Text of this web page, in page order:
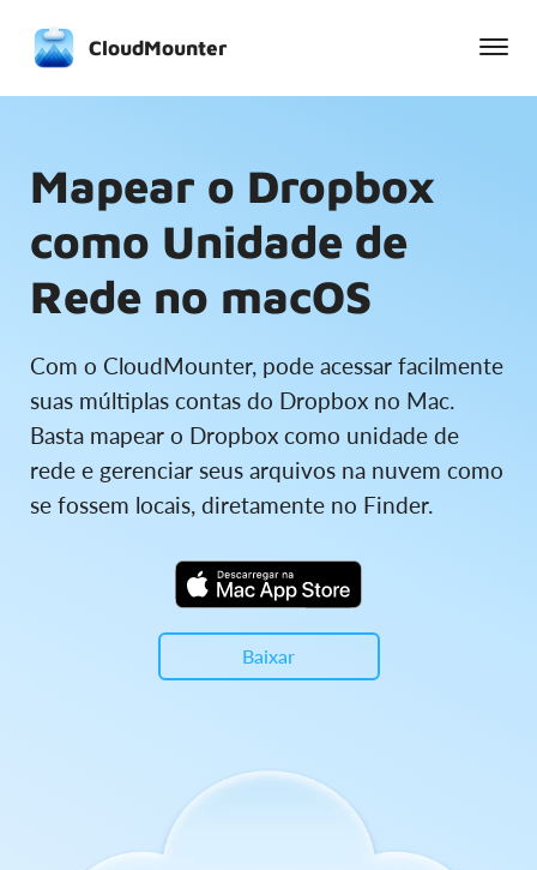
CloudMounter
Mapear o Dropbox
como Unidade de
Rede no macOS
Com o CloudMounter, pode acessar facilmente
suas múltiplas contas do Dropbox no Mac.
Basta mapear o Dropbox como unidade de
rede e gerenciar seus arquivos na nuvem como
se fossem locais, diretamente no Finder.
Baixar